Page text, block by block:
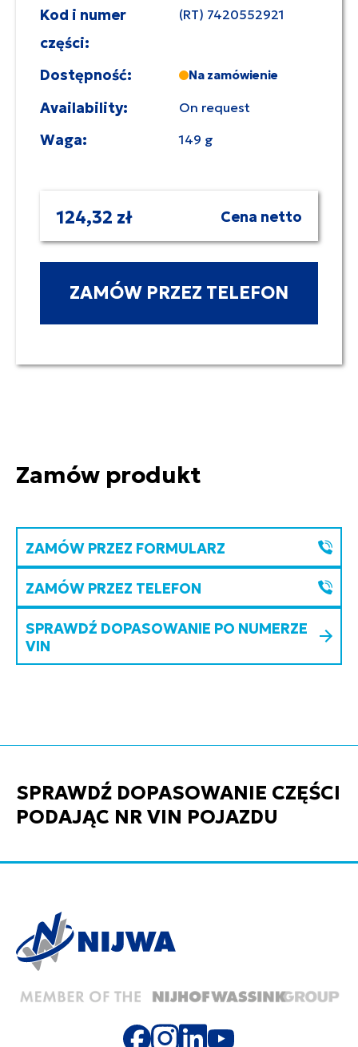
Kod i numer
części:
(RT) 7420552921
Dostępność: Na zamówienie
Availability: On request
Waga: 149 g
124,32 zł Cena netto
ZAMÓW PRZEZ TELEFON
Zamów produkt
ZAMÓW PRZEZ FORMULARZ
ZAMÓW PRZEZ TELEFON
SPRAWDŹ DOPASOWANIE PO NUMERZE
VIN
SPRAWDŹ DOPASOWANIE CZĘŚCI
PODAJĄC NR VIN POJAZDU